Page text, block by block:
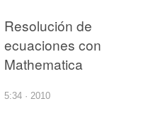
Resolución de
ecuaciones con
Mathematica
5:34 · 2010